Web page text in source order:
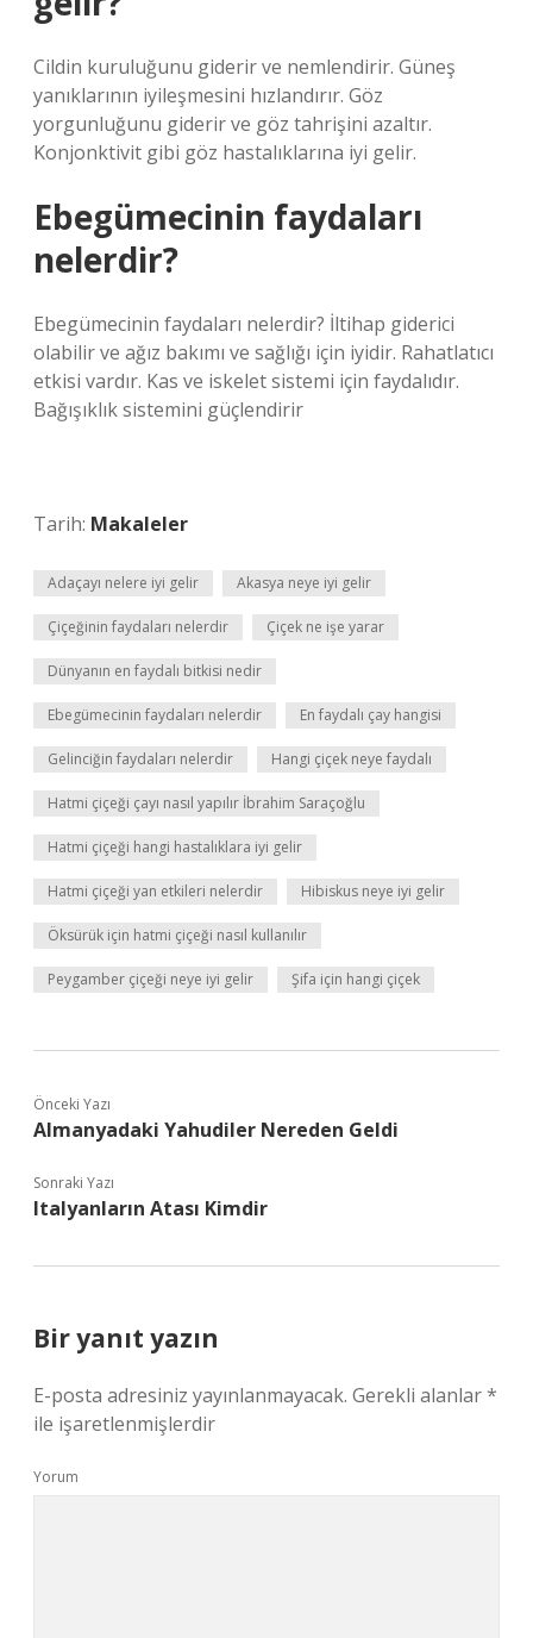
Cildin kuruluğunu giderir ve nemlendirir. Güneş
yanıklarının iyileşmesini hızlandırır. Göz
yorgunluğunu giderir ve göz tahrişini azaltır.
Konjonktivit gibi göz hastalıklarına iyi gelir.
Ebegümecinin faydaları
nelerdir?
Ebegümecinin faydaları nelerdir? İltihap giderici
olabilir ve ağız bakımı ve sağlığı için iyidir. Rahatlatıcı
etkisi vardır. Kas ve iskelet sistemi için faydalıdır.
Bağışıklık sistemini güçlendirir
Tarih: Makaleler
Adaçayı nelere iyi gelir Akasya neye iyi gelir
Çiçeğinin faydaları nelerdir Çiçek ne işe yarar
Dünyanın en faydalı bitkisi nedir
Ebegümecinin faydaları nelerdir En faydalı çay hangisi
Gelinciğin faydaları nelerdir Hangi çiçek neye faydalı
Hatmi çiçeği çayı nasıl yapılır İbrahim Saraçoğlu
Hatmi çiçeği hangi hastalıklara iyi gelir
Hatmi çiçeği yan etkileri nelerdir Hibiskus neye iyi gelir
Öksürük için hatmi çiçeği nasıl kullanılır
Peygamber çiçeği neye iyi gelir Şifa için hangi çiçek
Önceki Yazı
Almanyadaki Yahudiler Nereden Geldi
Sonraki Yazı
Italyanların Atası Kimdir
Bir yanıt yazın
E-posta adresiniz yayınlanmayacak. Gerekli alanlar*
ile işaretlenmişlerdir
Yorum